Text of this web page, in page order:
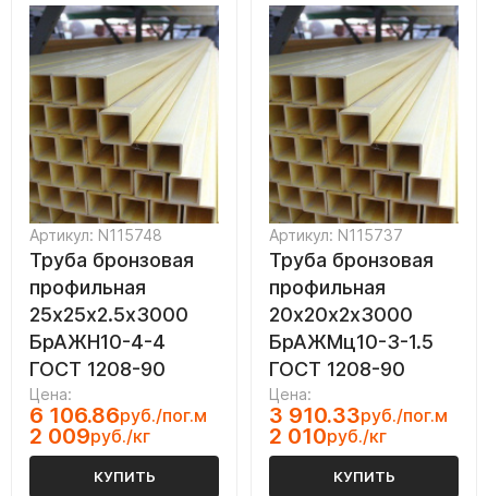
Артикул: N115748
Труба бронзовая
профильная
25х25х2.5х3000
БрАЖН10-4-4
ГОСТ 1208-90
Цена:
6 106.86руб./пог.м
2 009руб./кг
КУПИТЬ
Артикул: N115737
Труба бронзовая
профильная
20х20х2х3000
БрАЖМц10-3-1.5
ГОСТ 1208-90
Цена:
3 910.33руб./пог.м
2 010руб./кг
КУПИТЬ